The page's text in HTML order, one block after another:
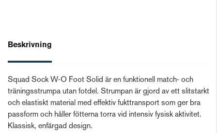
Beskrivning
Squad Sock W-O Foot Solid är en funktionell match- och
träningsstrumpa utan fotdel. Strumpan är gjord av ett slitstarkt
och elastiskt material med effektiv fukttransport som ger bra
passform och håller fötterna torra vid intensiv fysisk aktivitet.
Klassisk, enfärgad design.